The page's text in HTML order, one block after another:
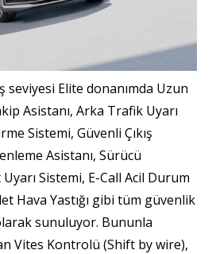
seviyesi Elite donanımda Uzun
Asistanı, Arka Trafik Uyarı
Sistemi, Güvenli Çıkış
Asistanı, Sürücü
Sistemi, E-Call Acil Durum
Hava Yastığı gibi tüm güvenlik
sunuluyor. Bununla
Vites Kontrolü (Shift by wire),